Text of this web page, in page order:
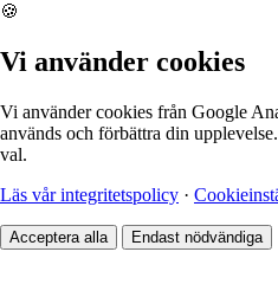
🍪
Vi använder cookies
Vi använder cookies från Google
används och förbättra din
val.
Läs vår integritetspolicy ·
Acceptera alla Endast nödvändiga